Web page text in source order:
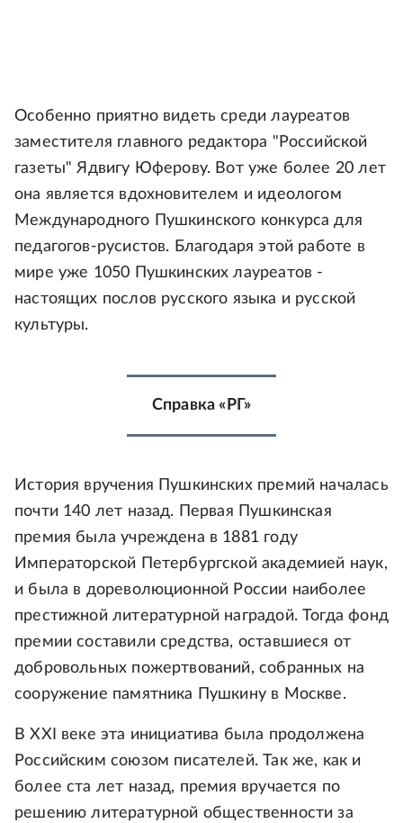
Особенно приятно видеть среди лауреатов
заместителя главного редактора "Российской
газеты" Ядвигу Юферову. Вот уже более 20 лет
она является вдохновителем и идеологом
Международного Пушкинского конкурса для
педагогов-русистов. Благодаря этой работе в
мире уже 1050 Пушкинских лауреатов -
настоящих послов русского языка и русской
культуры.
Справка «РГ»
История вручения Пушкинских премий началась
почти 140 лет назад. Первая Пушкинская
премия была учреждена в 1881 году
Императорской Петербургской академией наук,
и была в дореволюционной России наиболее
престижной литературной наградой. Тогда фонд
премии составили средства, оставшиеся от
добровольных пожертвований, собранных на
сооружение памятника Пушкину в Москве.
В XXI веке эта инициатива была продолжена
Российским союзом писателей. Так же, как и
более ста лет назад, премия вручается по
решению литературной общественности за